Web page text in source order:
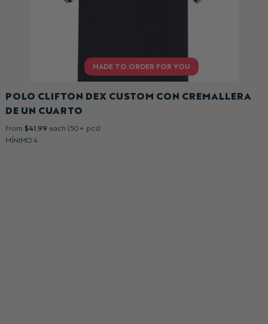
POLO CLIFTON DEX CUSTOM CON CREMALLERA
DE UN CUARTO
From $41.99 each (50+ pcs)
MÍNIMO 4